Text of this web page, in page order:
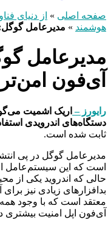
صفحه اصلی » از دنیای
هوشمند » مدیرعامل
مدیرعامل
آی‌فون
رایورز – اریک اشمیت
دستگاه‌های اندرویدی
ثابت شده است.
مدیرعامل گوگل در پی
حالی که اندروید یکی از
بدافزارهای زیادی نیز
معتقد است که با وجود همه
آی‌فون اپل امنیت بیشتری